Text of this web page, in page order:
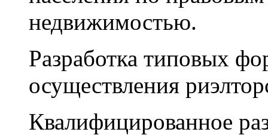
недвижимостью.
Разработка типовых
осуществления
Квалифицированное